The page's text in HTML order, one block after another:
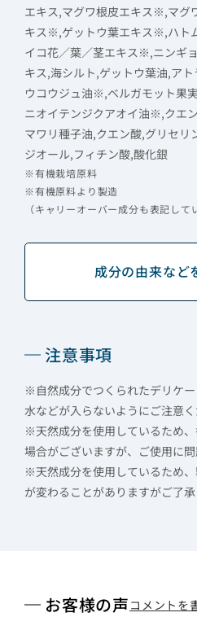
エキス,マグワ根皮エキス※,マグ
キス※,ゲットウ葉エキス※,ハト
イコ花／葉／茎エキス※,ニンギ
キス,海シルト,ゲットウ葉油,ア
ウコウジュ油※,ベルガモット果
ニオイテンジクアオイ油※,クエ
マワリ種子油,クエン酸,グリセ
ジオール,フィチン酸,酸化銀
※有機栽培原料
※有機原料より製造
（キャリーオーバー成分も表記して
成分の由来など
注意事項
※自然成分でつくられたデリケ
水などが入らないようにご注意
※天然成分を使用しているため
場合がございますが、ご使用に問
※天然成分を使用しているため
が変わることがありますがご了承
お客様の声 コメントを